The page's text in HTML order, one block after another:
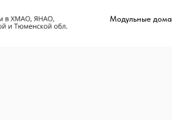
Модульные дома